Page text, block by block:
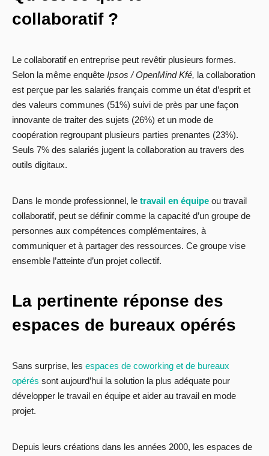
collaboratif ?
Le collaboratif en entreprise peut revêtir plusieurs formes.
Selon la même enquête Ipsos / OpenMind Kfé, la collaboration
est perçue par les salariés français comme un état d’esprit et
des valeurs communes (51%) suivi de près par une façon
innovante de traiter des sujets (26%) et un mode de
coopération regroupant plusieurs parties prenantes (23%).
Seuls 7% des salariés jugent la collaboration au travers des
outils digitaux.
Dans le monde professionnel, le travail en équipe ou travail
collaboratif, peut se définir comme la capacité d’un groupe de
personnes aux compétences complémentaires, à
communiquer et à partager des ressources. Ce groupe vise
ensemble l’atteinte d’un projet collectif.
La pertinente réponse des
espaces de bureaux opérés
Sans surprise, les espaces de coworking et de bureaux
opérés sont aujourd’hui la solution la plus adéquate pour
développer le travail en équipe et aider au travail en mode
projet.
Depuis leurs créations dans les années 2000, les espaces de